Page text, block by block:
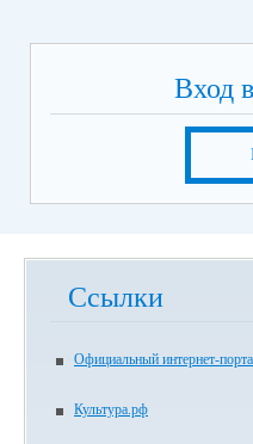
Вход
Ссылки
Официальный интернет-
Культура.рф